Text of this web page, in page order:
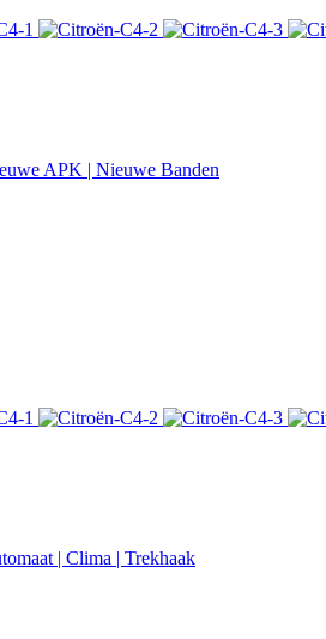
APK | Nieuwe Banden
| Clima | Trekhaak